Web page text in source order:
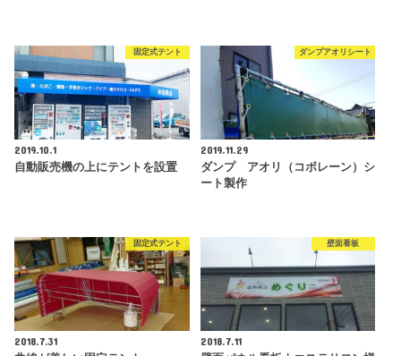
固定式テント
2019.10.1
自動販売機の上にテントを設置
ダンプアオリシート
2019.11.29
ダンプ アオリ（コボレーン）シ
ート製作
固定式テント
2018.7.31
壁面看板
2018.7.11